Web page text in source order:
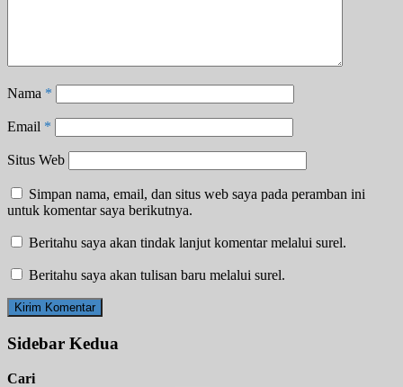
Nama *
Email *
Situs Web
Simpan nama, email, dan situs web saya pada peramban ini
untuk komentar saya berikutnya.
Beritahu saya akan tindak lanjut komentar melalui surel.
Beritahu saya akan tulisan baru melalui surel.
Sidebar Kedua
Cari